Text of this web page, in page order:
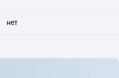
нет